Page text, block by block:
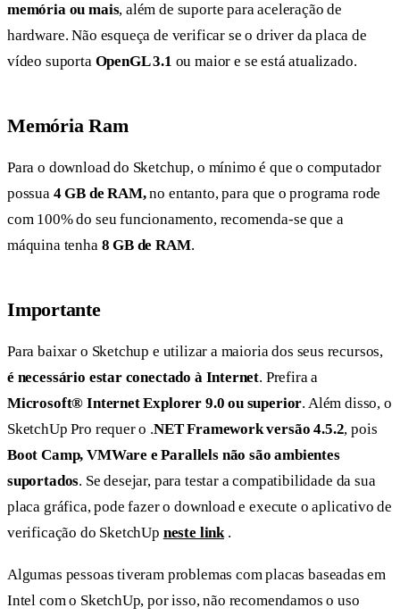
memória ou mais, além de suporte para aceleração de
hardware. Não esqueça de verificar se o driver da placa de
vídeo suporta OpenGL 3.1 ou maior e se está atualizado.
Memória Ram
Para o download do Sketchup, o mínimo é que o computador
possua 4 GB de RAM,no entanto, para que o programa rode
com 100% do seu funcionamento, recomenda-se que a
máquina tenha8 GB de RAM.
Importante
Para baixar o Sketchup e utilizar a maioria dos seus recursos,
é necessário estar conectado à Internet. Prefira a
Microsoft® Internet Explorer 9.0 ou superior. Além disso, o
SketchUp Pro requer o .NET Framework versão 4.5.2, pois
Boot Camp, VMWare e Parallels não são ambientes
suportados. Se desejar, para testar a compatibilidade da sua
placa gráfica, pode fazer o download e execute o aplicativo de
verificação do SketchUp neste link .
Algumas pessoas tiveram problemas com placas baseadas em
Intel com o SketchUp, por isso, não recomendamos o uso